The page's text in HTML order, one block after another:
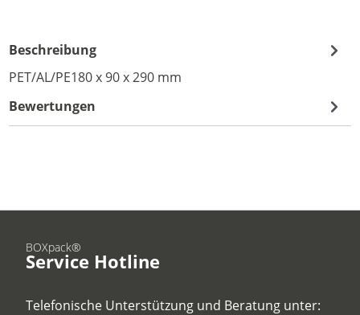
Beschreibung
PET/AL/PE180 x 90 x 290 mm
Bewertungen
BOXpack®
Service Hotline
Telefonische Unterstützung und Beratung unter: